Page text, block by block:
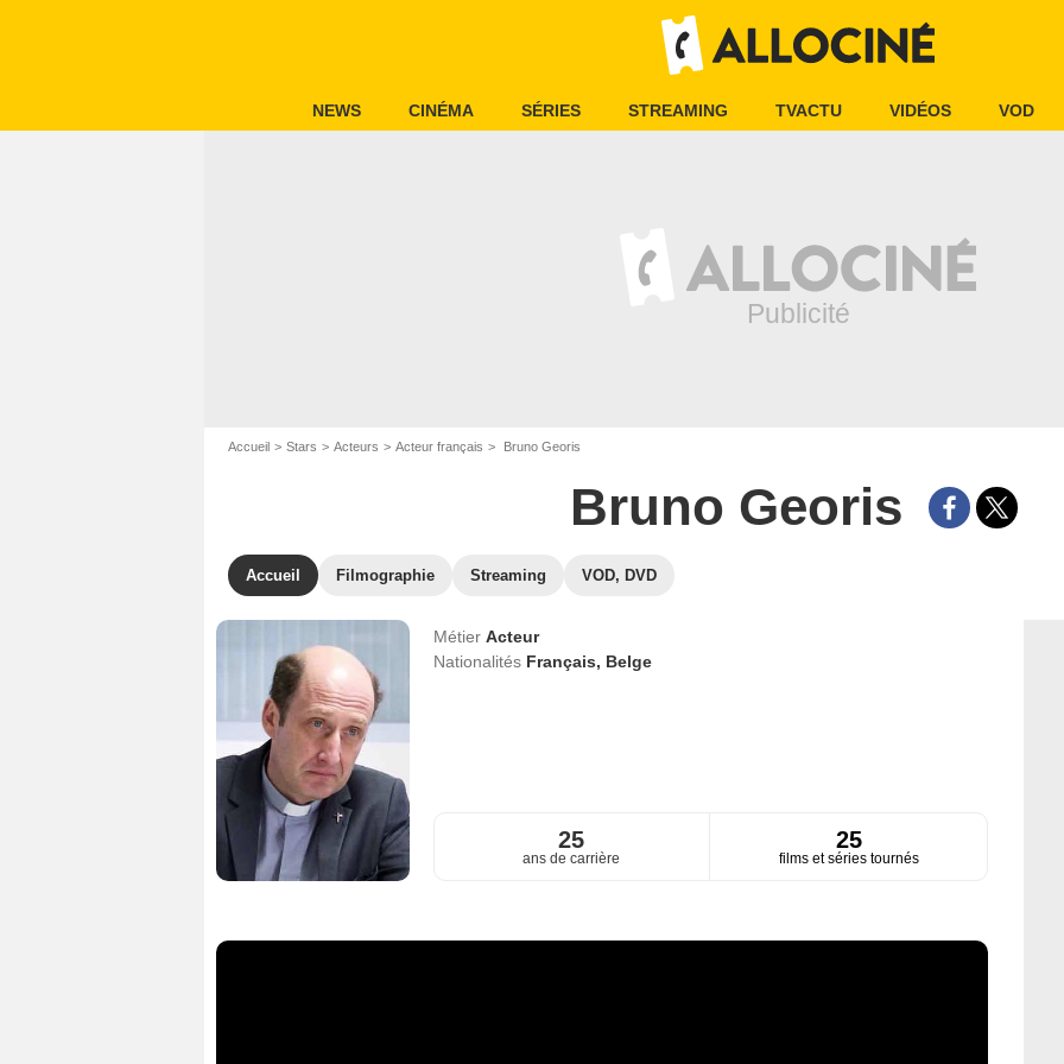
NEWS CINÉMA SÉRIES STREAMING TVACTU VIDÉOS VOD
Accueil Stars Acteurs Acteur français Bruno Georis
Bruno Georis
Accueil Filmographie Streaming VOD, DVD
Métier Acteur
Nationalités Français, Belge
25
ans de carrière
25
films et séries tournés